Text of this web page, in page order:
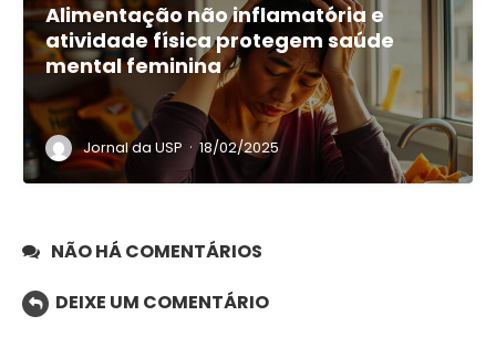
Alimentação não inflamatória e
atividade física protegem saúde
mental feminina
Jornal da USP · 18/02/2025
NÃO HÁ COMENTÁRIOS
DEIXE UM COMENTÁRIO